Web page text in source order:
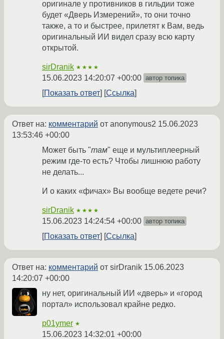
оригинале у противников в гильдии тоже
будет «Дверь Измерений», то они точно
также, а то и быстрее, прилетят к Вам, ведь
оригинальный ИИ видел сразу всю карту
открытой.
sirDranik ★★★★
15.06.2023 14:20:07 +00:00 автор топика
Показать ответ Ссылка
Ответ на: комментарий от anonymous2 15.06.2023
13:53:46 +00:00
Может быть "там" еще и мультиплеерный
режим где-то есть? Чтобы лишнюю работу
не делать...
И о каких «фичах» Вы вообще ведете речи?
sirDranik ★★★★
15.06.2023 14:24:54 +00:00 автор топика
Показать ответ Ссылка
Ответ на: комментарий от sirDranik 15.06.2023
14:20:07 +00:00
ну нет, оригинальный ИИ «дверь» и «город
портал» использовал крайне редко.
p01ymer ★
15.06.2023 14:32:01 +00:00